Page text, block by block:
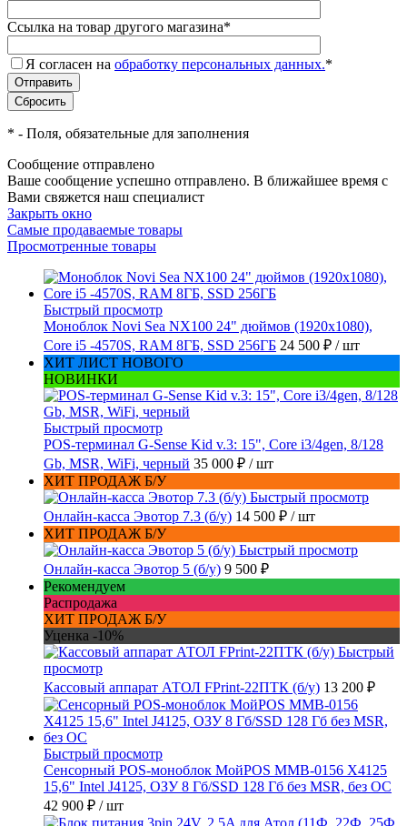
Ссылка на товар другого магазина*
Я согласен на обработку персональных данных.*
* - Поля, обязательные для заполнения
Сообщение отправлено
Ваше сообщение успешно отправлено. В ближайшее время с
Вами свяжется наш специалист
Закрыть окно
Самые продаваемые товары
Просмотренные товары
Быстрый просмотр
Моноблок Novi Sea NX100 24" дюймов (1920x1080),
Core i5 -4570S, RAM 8ГБ, SSD 256ГБ 24 500 ₽ / шт
ХИТ ЛИСТ НОВОГО
НОВИНКИ
Быстрый просмотр
POS-терминал G-Sense Kid v.3: 15", Core i3/4gen, 8/128
Gb, MSR, WiFi, черный 35 000 ₽ / шт
ХИТ ПРОДАЖ Б/У
Быстрый просмотр
Онлайн-касса Эвотор 7.3 (б/у) 14 500 ₽ / шт
ХИТ ПРОДАЖ Б/У
Быстрый просмотр
Онлайн-касса Эвотор 5 (б/у) 9 500 ₽
Рекомендуем
Распродажа
ХИТ ПРОДАЖ Б/У
Уценка -10%
Быстрый
просмотр
Кассовый аппарат АТОЛ FPrint-22ПТК (б/у) 13 200 ₽
Быстрый просмотр
Сенсорный POS-моноблок МойPOS MMB-0156 X4125
15,6" Intel J4125, ОЗУ 8 Гб/SSD 128 Гб без MSR, без ОС
42 900 ₽ / шт